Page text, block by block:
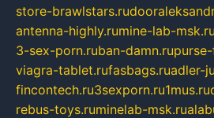
store-brawlstars.ru
antenna-highly.rumine-lab-msk.ru
3-sex-porn.ruban-damn.ru
viagra-tablet.rufasbags.ruadler-
fincontech.ru3sexporn.ru1mus.ru
rebus-toys.ruminelab-msk.ru